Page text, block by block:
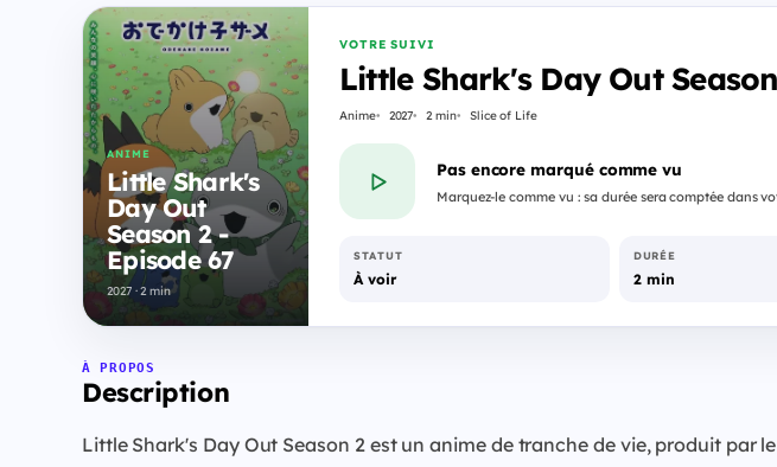
ANIME
Little Shark's
Day Out
Season 2 -
Episode 67
2027 · 2 min
VOTRE SUIVI
Little Shark's Day Out
Anime 2027 2 min Slice of Life
Pas encore marqué comme vu
Marquez-le comme vu : sa durée sera comptée dans
STATUT
À voir
DURÉE
2 min
À PROPOS
Description
Little Shark's Day Out Season 2 est un anime de tranche de vie, produit par